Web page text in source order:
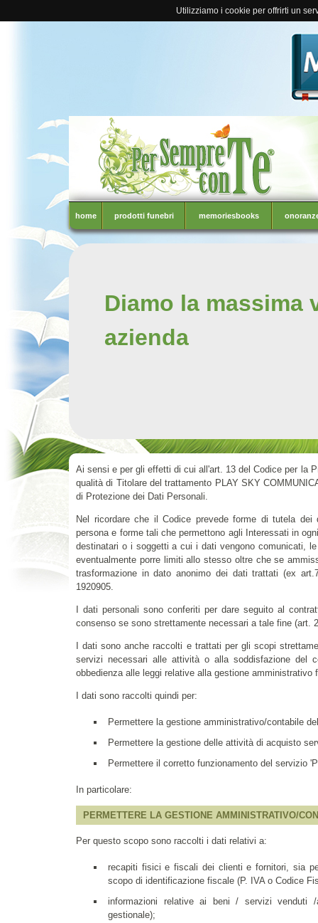
Utilizziamo i cookie per offrirti un
home prodotti funebri memoriesbooks
Diamo la massima
azienda
Ai sensi e per gli effetti di cui all'art. 13 del Codice per la
qualità di Titolare del trattamento PLAY SKY
di Protezione dei Dati Personali.
Nel ricordare che il Codice prevede forme di tutela
persona e forme tali che permettono agli Interessati in
destinatari o i soggetti a cui i dati vengono comunicati,
eventualmente porre limiti allo stesso oltre che se
trasformazione in dato anonimo dei dati trattati (ex
1920905.
I dati personali sono conferiti per dare seguito al
consenso se sono strettamente necessari a tale fine (art.
I dati sono anche raccolti e trattati per gli scopi
servizi necessari alle attività o alla soddisfazione del
obbedienza alle leggi relative alla gestione amministrativo
I dati sono raccolti quindi per:
Permettere la gestione amministrativo/contabile
Permettere la gestione delle attività di acquisto
Permettere il corretto funzionamento del servizio
In particolare:
PERMETTERE LA GESTIONE AMMINISTRATIVO/
Per questo scopo sono raccolti i dati relativi a:
recapiti fisici e fiscali dei clienti e fornitori, sia
scopo di identificazione fiscale (P. IVA o Codice
informazioni relative ai beni / servizi venduti
gestionale);